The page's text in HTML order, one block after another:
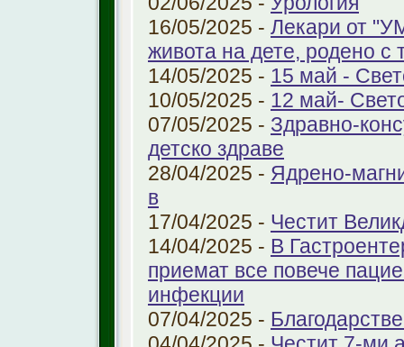
16/05/2025 - Лекари от
живота на дете, родено с
14/05/2025 - 15 май -
10/05/2025 - 12 май-
07/05/2025 - Здравно-
детско здраве
28/04/2025 - Ядрено-
в
17/04/2025 - Честит
14/04/2025 - В
приемат все повече
инфекции
07/04/2025 -